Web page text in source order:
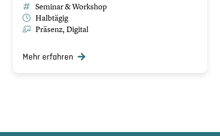
Seminar & Workshop
Halbtägig
Präsenz, Digital
Mehr erfahren